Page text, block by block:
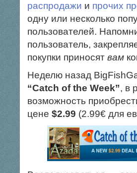
распродажи и прочих
одну или несколько
пользователей.
пользователь,
покупки приносят вам
Неделю назад
“Catch of the Week”, в
возможность
цене $2.99 (2.99€ для